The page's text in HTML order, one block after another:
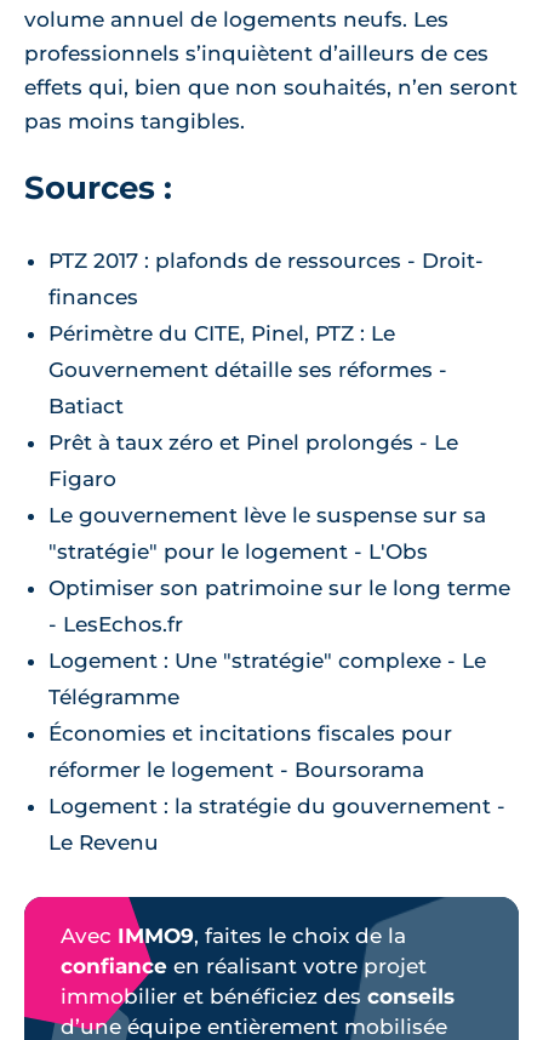
volume annuel de logements neufs. Les
professionnels s’inquiètent d’ailleurs de ces
effets qui, bien que non souhaités, n’en seront
pas moins tangibles.
Sources :
PTZ 2017 : plafonds de ressources - Droit-
finances
Périmètre du CITE, Pinel, PTZ : Le
Gouvernement détaille ses réformes -
Batiact
Prêt à taux zéro et Pinel prolongés - Le
Figaro
Le gouvernement lève le suspense sur sa
"stratégie" pour le logement - L'Obs
Optimiser son patrimoine sur le long terme
- LesEchos.fr
Logement : Une "stratégie" complexe - Le
Télégramme
Économies et incitations fiscales pour
réformer le logement - Boursorama
Logement : la stratégie du gouvernement -
Le Revenu
Avec IMMO9, faites le choix de la
confiance en réalisant votre projet
immobilier et bénéficiez des conseils
d’une équipe entièrement mobilisée